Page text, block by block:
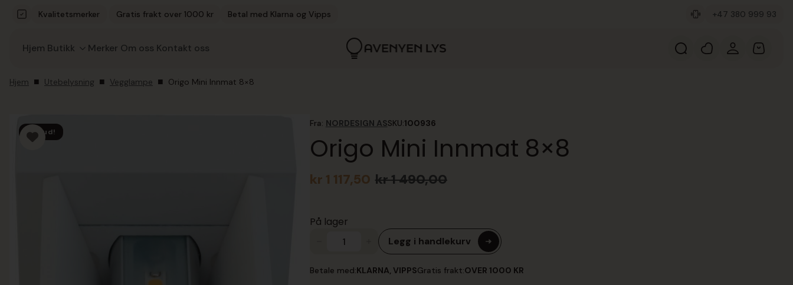
Kvalitetsmerker
Gratis frakt over 1000 kr Betal med Klarna og Vipps +47 380 999 93
Hjem Butikk Merker Om oss Kontakt oss
Hjem Utebelysning Vegglampe Origo Mini Innmat 8×8
Tilbud!
Fra: NORDESIGN ASSKU:100936
Origo Mini Innmat 8×8
kr1 490,00
Opprinnelig
kr 1
490,00.
kr 1 117,50
Nåværende
kr 1
117,50.
På lager
8x8
Legg i handlekurv
Betale med:KLARNA, VIPPSGratis frakt:OVER 1000 KR